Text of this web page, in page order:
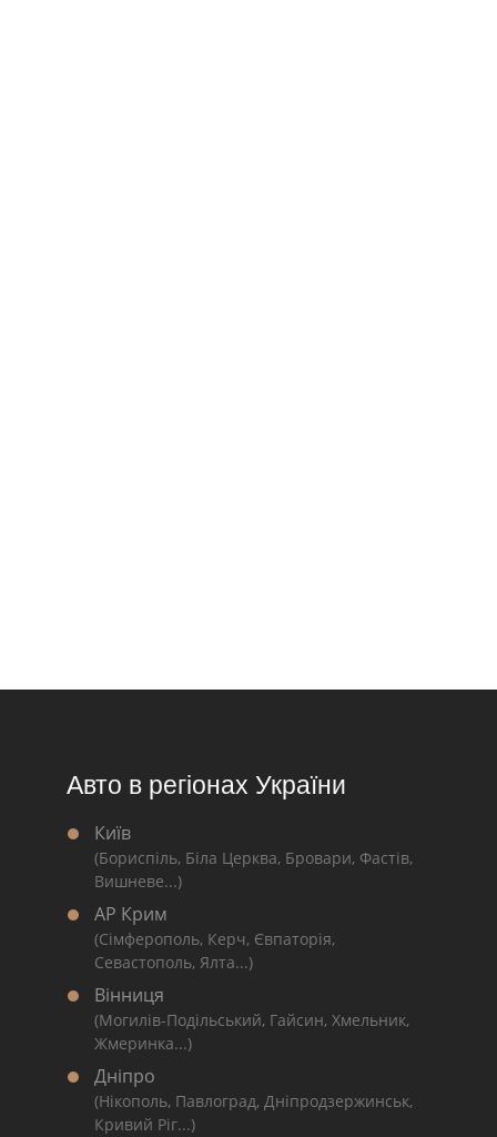
Авто в регіонах України
Київ
(Бориспіль, Біла Церква, Бровари, Фастів,
Вишневе...)
АР Крим
(Сімферополь, Керч, Євпаторія,
Севастополь, Ялта...)
Вінниця
(Могилів-Подільський, Гайсин, Хмельник,
Жмеринка...)
Дніпро
(Нікополь, Павлоград, Дніпродзержинськ,
Кривий Ріг...)